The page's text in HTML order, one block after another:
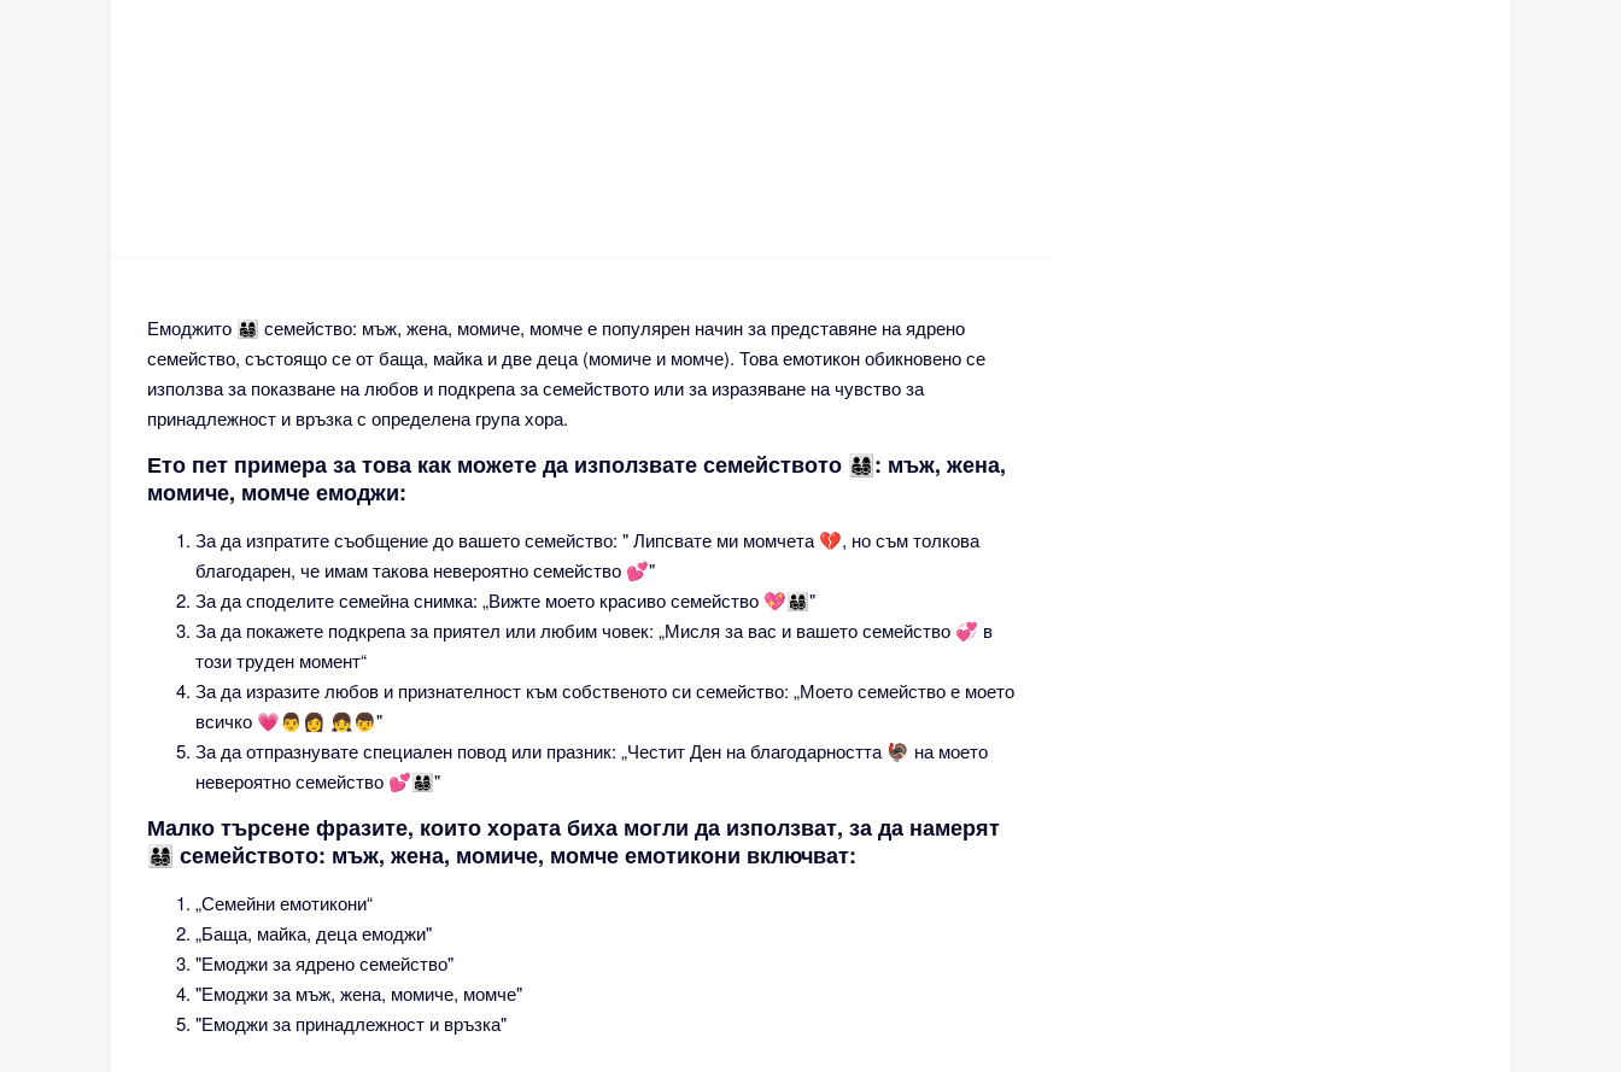
Емоджито 👨‍👩‍👧‍👦 семейство: мъж, жена, момиче, момче е популярен начин за представяне на ядрено
семейство, състоящо се от баща, майка и две деца (момиче и момче). Това емотикон обикновено се
използва за показване на любов и подкрепа за семейството или за изразяване на чувство за
принадлежност и връзка с определена група хора.
Ето пет примера за това как можете да използвате семейството 👨‍👩‍👧‍👦: мъж, жена,
момиче, момче емоджи:
За да изпратите съобщение до вашето семейство: " Липсвате ми момчета 💔, но съм толкова
благодарен, че имам такова невероятно семейство 💕"
За да споделите семейна снимка: „Вижте моето красиво семейство 💖👨‍👩‍👧‍👦"
За да покажете подкрепа за приятел или любим човек: „Мисля за вас и вашето семейство 💞 в
този труден момент“
За да изразите любов и признателност към собственото си семейство: „Моето семейство е моето
всичко 💗👨‍👩 ‍👧‍👦"
За да отпразнувате специален повод или празник: „Честит Ден на благодарността 🦃 на моето
невероятно семейство 💕👨‍👩‍👧‍👦"
Малко търсене фразите, които хората биха могли да използват, за да намерят
👨‍👩‍👧‍👦 семейството: мъж, жена, момиче, момче емотикони включват:
„Семейни емотикони“
„Баща, майка, деца емоджи"
"Емоджи за ядрено семейство"
"Емоджи за мъж, жена, момиче, момче"
"Емоджи за принадлежност и връзка"